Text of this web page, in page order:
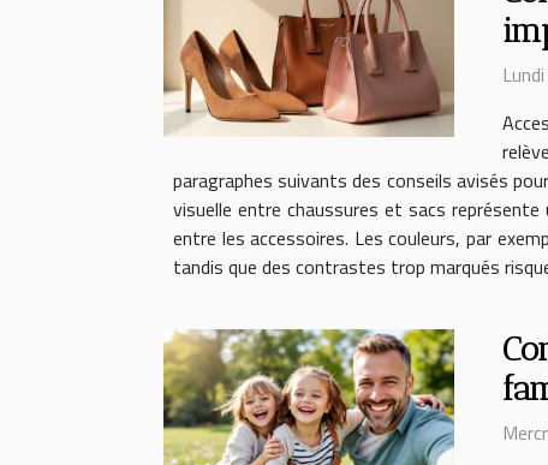
paragraphes suivants des conseils avisés
visuelle entre chaussures et sacs
entre les accessoires. Les couleurs, par
tandis que des contrastes trop marqués